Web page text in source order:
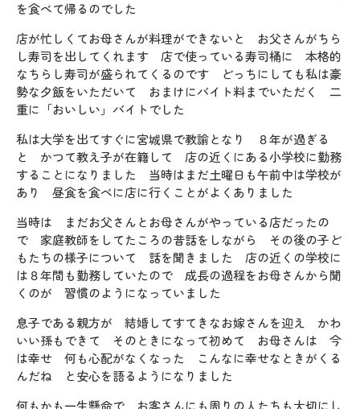
を食べて帰るのでした
店が忙しくてお母さんが料理ができないと お父さんがちら
し寿司を出してくれます 店で使っている寿司桶に 本格的
なちらし寿司が盛られてくるのです どっちにしても私は豪
勢な夕飯をいただいて おまけにバイト料までいただく 二
重に「おいしい」バイトでした
私は大学を出てすぐに宮城県で教諭となり ８年が過ぎる
と かつて教え子が在籍して 店の近くにある小学校に勤務
することになりました 当時はまだ土曜日も午前中は学校が
あり 昼食を食べに店に行くことがよくありました
当時は まだお父さんとお母さんがやっている店だったの
で 家庭教師をしてたころの昔話をしながら その後の子ど
もたちの様子について 話を聞きました 店の近くの学校に
は８年間も勤務していたので 成長の過程をお母さんから聞
くのが 習慣のようになっていました
息子である親方が 結婚してすてきなお嫁さんを迎え かわ
いい孫もできて そのときになって初めて お母さんは 今
は幸せ 何も心配がなくなった こんなに幸せなときがくる
んだね と安心を語るようになりました
何もかも一生懸命で お客さんにも周りの人たちも大切にし